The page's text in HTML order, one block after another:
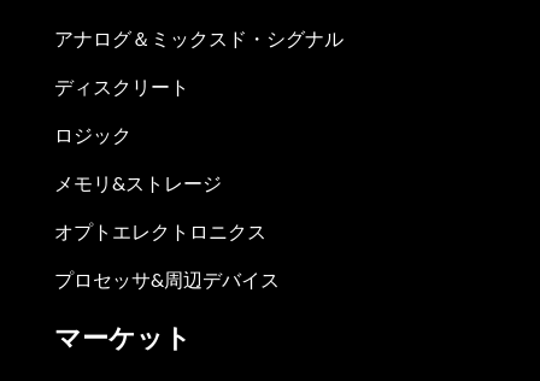
アナログ＆ミックスド・シグナル
ディスクリート
ロジック
メモリ&ストレージ
オプトエレクトロニクス
プロセッサ&周辺デバイス
マーケット